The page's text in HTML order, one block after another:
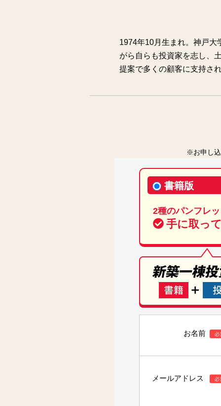
1974年10月生まれ。神戸大
がら自らも投資家を志し、
提案で多くの顧客に支持さ
※お申し
書籍版
2種のパンフレ
手に取っ
お名前
メールアドレス